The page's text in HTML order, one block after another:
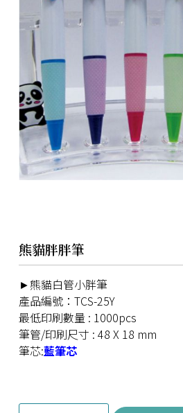
熊貓胖胖筆
►熊貓白管小胖筆
產品編號：TCS-25Y
最低印刷數量 : 1000pcs
筆管/印刷尺寸 : 48 X 18 mm
筆芯:藍筆芯